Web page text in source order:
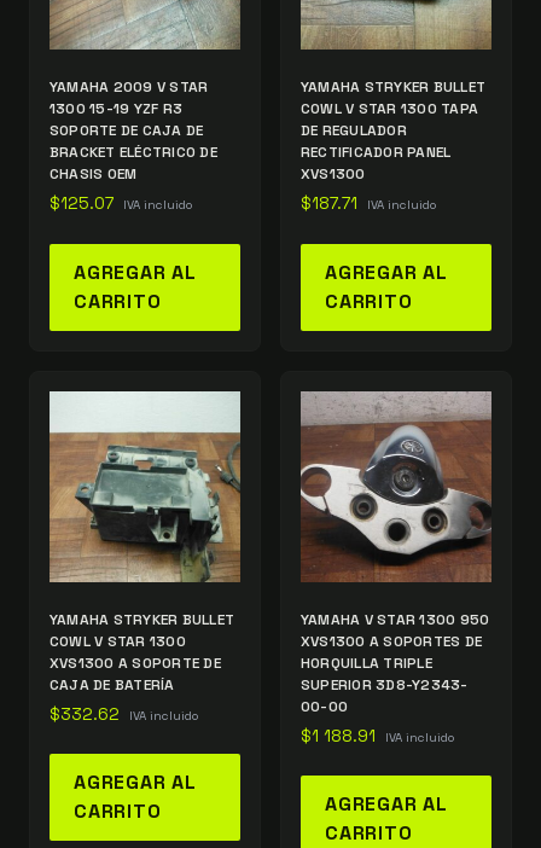
YAMAHA 2009 V STAR
1300 15-19 YZF R3
SOPORTE DE CAJA DE
BRACKET ELÉCTRICO DE
CHASIS OEM
$125.07 IVA incluido
AGREGAR AL
CARRITO
YAMAHA STRYKER BULLET
COWL V STAR 1300 TAPA
DE REGULADOR
RECTIFICADOR PANEL
XVS1300
$187.71 IVA incluido
AGREGAR AL
CARRITO
YAMAHA STRYKER BULLET
COWL V STAR 1300
XVS1300 A SOPORTE DE
CAJA DE BATERÍA
$332.62 IVA incluido
AGREGAR AL
CARRITO
YAMAHA V STAR 1300 950
XVS1300 A SOPORTES DE
HORQUILLA TRIPLE
SUPERIOR 3D8-Y2343-
00-00
$1 188.91 IVA incluido
AGREGAR AL
CARRITO